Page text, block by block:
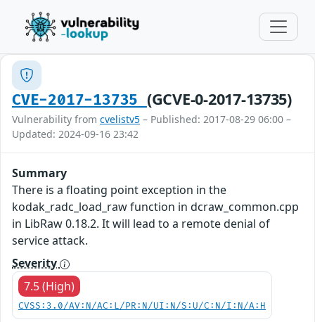
CVE-2017-13735 (GCVE-0-2017-13735)
Vulnerability from cvelistv5 – Published: 2017-08-29 06:00 –
Updated: 2024-09-16 23:42
Summary
There is a floating point exception in the
kodak_radc_load_raw function in dcraw_common.cpp
in LibRaw 0.18.2. It will lead to a remote denial of
service attack.
Severity
7.5 (High)
CVSS:3.0/AV:N/AC:L/PR:N/UI:N/S:U/C:N/I:N/A:H